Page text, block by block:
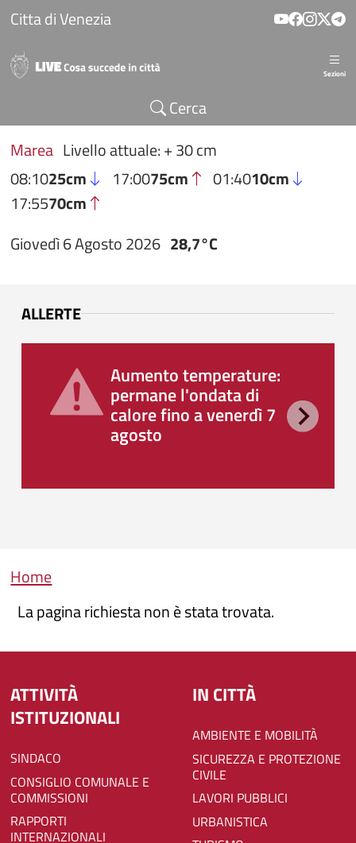
Salta al contenuto principale
Citta di Venezia
Sezioni
Cerca
Marea Livello attuale: + 30 cm
08:1025cm 17:0075cm 01:4010cm
17:5570cm
Giovedì 6 Agosto 2026 28,7°C
ALLERTE
Aumento temperature:
permane l'ondata di
calore fino a venerdì 7
agosto
Briciole di pane
Home
La pagina richiesta non è stata trovata.
ATTIVITÀ
ISTITUZIONALI
SINDACO
CONSIGLIO COMUNALE E
COMMISSIONI
RAPPORTI
INTERNAZIONALI
IN CITTÀ
AMBIENTE E MOBILITÀ
SICUREZZA E PROTEZIONE
CIVILE
LAVORI PUBBLICI
URBANISTICA